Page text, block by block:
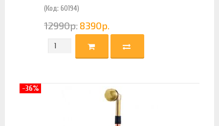
(Код: 60194)
12990р. 8390р.
-36%